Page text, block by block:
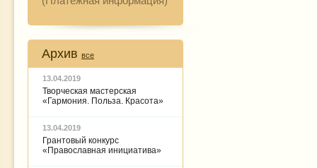
Архив все
13.04.2019
Творческая мастерская
«Гармония. Польза. Красота»
13.04.2019
Грантовый конкурс
«Православная инициатива»